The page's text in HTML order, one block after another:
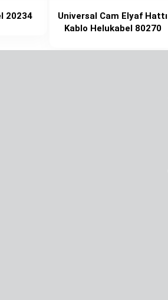
20234
Universal Cam Elyaf Hattı
Kablo Helukabel 80270